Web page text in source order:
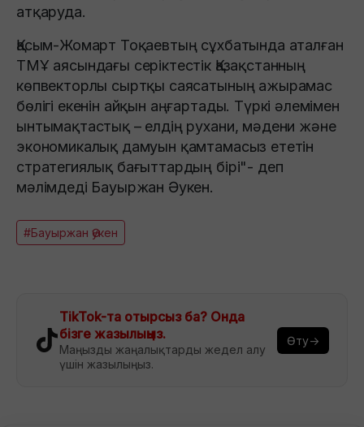
атқаруда.
Қасым-Жомарт Тоқаевтың сұхбатында аталған
ТМҰ аясындағы серіктестік Қазақстанның
көпвекторлы сыртқы саясатының ажырамас
бөлігі екенін айқын аңғартады. Түркі әлемімен
ынтымақтастық – елдің рухани, мәдени және
экономикалық дамуын қамтамасыз ететін
стратегиялық бағыттардың бірі"- деп
мәлімдеді Бауыржан Әукен.
#Бауыржан Әукен
TikTok-та отырсыз ба? Онда
бізге жазылыңыз.
Маңызды жаңалықтарды жедел алу
үшін жазылыңыз.
Өту→